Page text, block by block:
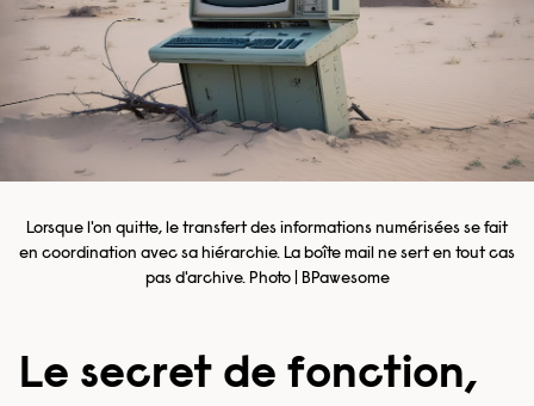
Lorsque l'on quitte, le transfert des informations numérisées se fait
en coordination avec sa hiérarchie. La boîte mail ne sert en tout cas
pas d'archive. Photo | BPawesome
Le secret de fonction,